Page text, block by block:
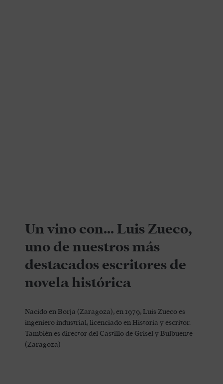
Un vino con… Luis Zueco,
uno de nuestros más
destacados escritores de
novela histórica
Nacido en Borja (Zaragoza), en 1979, Luis Zueco es
ingeniero industrial, licenciado en Historia y escritor.
También es director del Castillo de Grisel y Bulbuente
(Zaragoza)